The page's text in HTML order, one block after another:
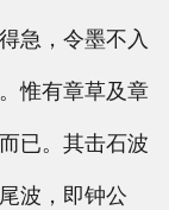
急，令墨不入
惟有章草及章
已。其击石波
波，即钟公